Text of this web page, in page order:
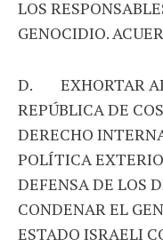
LOS
GENOCIDIO.
D. EXHORTAR AL
REPÚBLICA DE
DERECHO
POLÍTICA
DEFENSA DE LOS
CONDENAR EL
ESTADO ISRAELI